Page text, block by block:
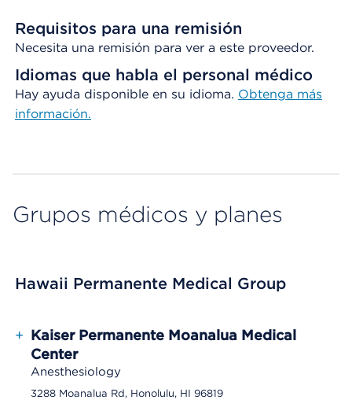
Requisitos para una remisión
Necesita una remisión para ver a este proveedor.
Idiomas que habla el personal médico
Hay ayuda disponible en su idioma. Obtenga más
información.
Grupos médicos y planes
Hawaii Permanente Medical Group
+ Kaiser Permanente Moanalua Medical
Center
Anesthesiology
3288 Moanalua Rd, Honolulu, HI 96819